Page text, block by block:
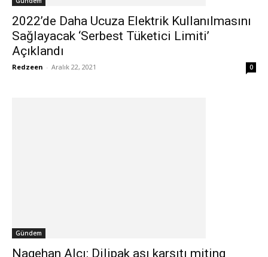
2022’de Daha Ucuza Elektrik Kullanılmasını
Sağlayacak ‘Serbest Tüketici Limiti’
Açıklandı
Redzeen - Aralık 22, 2021 0
Gündem
Nagehan Alçı: Dilipak aşı karşıtı miting